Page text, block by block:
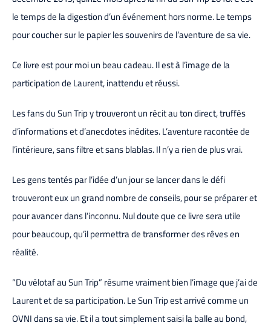
le temps de la digestion d’un événement hors norme. Le temps
pour coucher sur le papier les souvenirs de l’aventure de sa vie.
Ce livre est pour moi un beau cadeau. Il est à l’image de la
participation de Laurent, inattendu et réussi.
Les fans du Sun Trip y trouveront un récit au ton direct, truffés
d’informations et d’anecdotes inédites. L’aventure racontée de
l’intérieure, sans filtre et sans blablas. Il n’y a rien de plus vrai.
Les gens tentés par l’idée d’un jour se lancer dans le défi
trouveront eux un grand nombre de conseils, pour se préparer et
pour avancer dans l’inconnu. Nul doute que ce livre sera utile
pour beaucoup, qu’il permettra de transformer des rêves en
réalité.
“Du vélotaf au Sun Trip” résume vraiment bien l’image que j’ai de
Laurent et de sa participation. Le Sun Trip est arrivé comme un
OVNI dans sa vie. Et il a tout simplement saisi la balle au bond,